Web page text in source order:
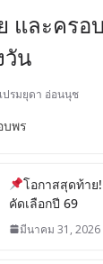
ละครอบ
วัน
เปรมยุดา อ่อนนุช
บพร
โอกาสสุดท้าย!
คัดเลือกปี 69
มีนาคม 31, 2026